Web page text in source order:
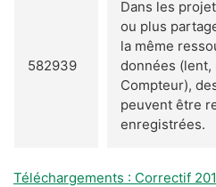
582939
Dans les
ou plus
la même
données (lent,
Compteur),
peuvent être
enregistrées.
Téléchargements : Correctif